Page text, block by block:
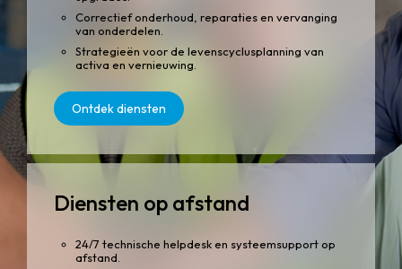
Correctief onderhoud, reparaties en vervanging
van onderdelen.
Strategieën voor de levenscyclusplanning van
activa en vernieuwing.
Ontdek diensten
Diensten op afstand
24/7 technische helpdesk en systeemsupport op
afstand.